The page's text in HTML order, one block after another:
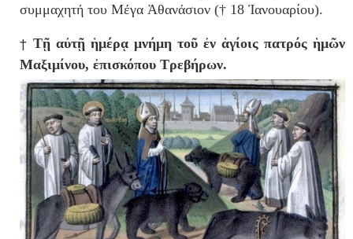
συμμαχητή του Μέγα Ἀθανάσιον († 18 Ἰανουαρίου).
† Τῇ αὐτῇ ἡμέρᾳ μνήμη τοῦ ἐν ἁγίοις πατρός ἡμῶν
Μαξιμίνου, ἐπισκόπου Τρεβήρων.